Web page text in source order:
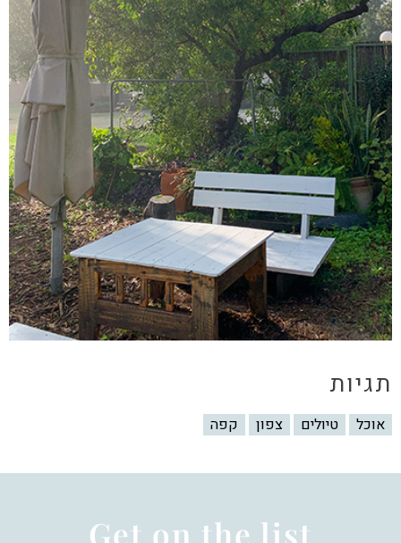
תגיות
אוכל טיולים צפון קפה
Get on the list